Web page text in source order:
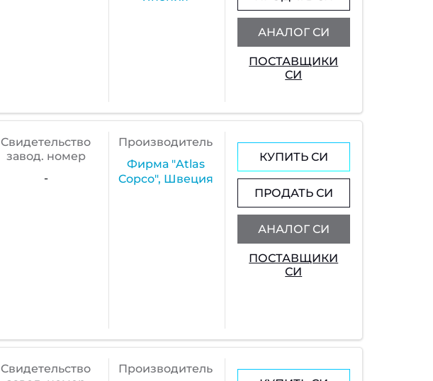
АНАЛОГ СИ
ПОСТАВЩИКИ
СИ
Cвидетельство
завод. номер
-
Производитель
Фирма "Atlas
Copco", Швеция
КУПИТЬ СИ
ПРОДАТЬ СИ
АНАЛОГ СИ
ПОСТАВЩИКИ
СИ
Cвидетельство
Производитель